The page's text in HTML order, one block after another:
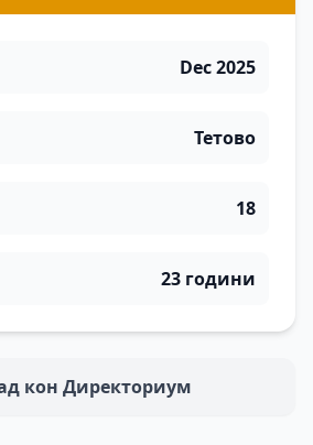
Dec 2025
Тетово
18
23 години
кон Директориум